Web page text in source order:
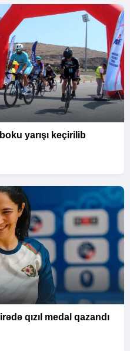
yarışı keçirilib
qızıl medal qazandı